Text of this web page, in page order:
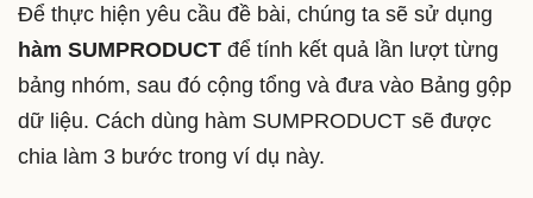
Để thực hiện yêu cầu đề bài, chúng ta sẽ sử dụng
hàm SUMPRODUCT để tính kết quả lần lượt từng
bảng nhóm, sau đó cộng tổng và đưa vào Bảng gộp
dữ liệu. Cách dùng hàm SUMPRODUCT sẽ được
chia làm 3 bước trong ví dụ này.